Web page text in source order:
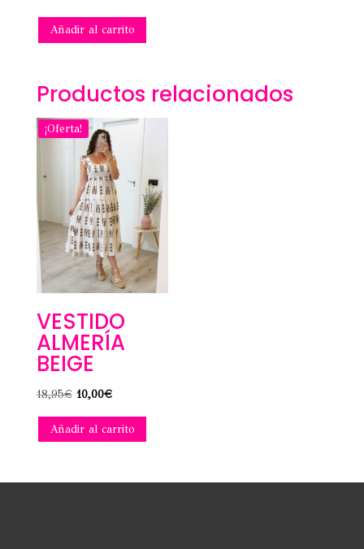
Añadir al carrito
Productos relacionados
¡Oferta!
VESTIDO
ALMERÍA
BEIGE
18,95€ El
original
10,00€El
actual
Añadir al carrito